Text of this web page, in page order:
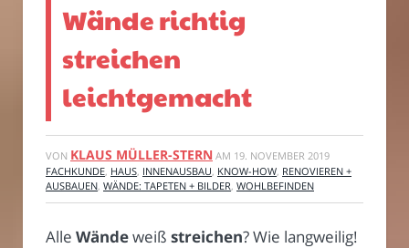
Wände richtig
streichen
leichtgemacht
VON KLAUS MÜLLER-STERN AM 19. NOVEMBER 2019
FACHKUNDE HAUS INNENAUSBAU KNOW-HOW RENOVIEREN +
AUSBAUEN WÄNDE: TAPETEN + BILDER WOHLBEFINDEN
Alle Wändeweiß streichen? Wie langweilig!